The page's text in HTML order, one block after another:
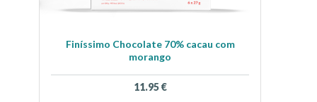
Finíssimo Chocolate 70% cacau com
morango
11.95€